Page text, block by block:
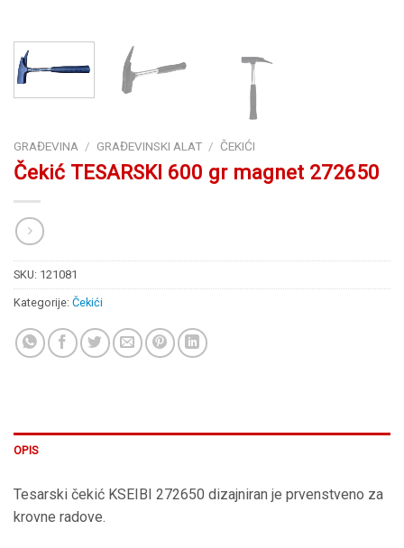
GRAĐEVINA / GRAĐEVINSKI ALAT / ČEKIĆI
Čekić TESARSKI 600 gr magnet 272650
SKU: 121081
Kategorije: Čekići
OPIS
Tesarski čekić KSEIBI 272650 dizajniran je prvenstveno za
krovne radove.